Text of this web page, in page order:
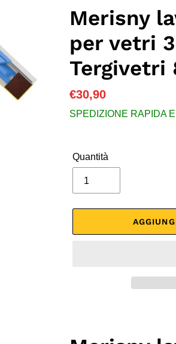
Merisny
per vetri
Tergivetri
Prezzo
di
€30,90
SPEDIZIONE RAPIDA
Quantità